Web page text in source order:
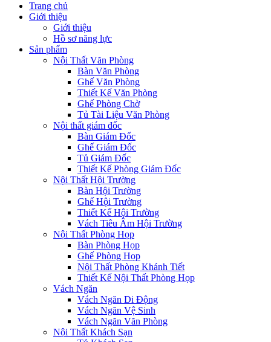
Trang chủ
Giới thiệu
Giới thiệu
Hồ sơ năng lực
Sản phẩm
Nội Thất Văn Phòng
Bàn Văn Phòng
Ghế Văn Phòng
Thiết Kế Văn Phòng
Ghế Phòng Chờ
Tủ Tài Liệu Văn Phòng
Nội thất giám đốc
Bàn Giám Đốc
Ghế Giám Đốc
Tủ Giám Đốc
Thiết Kế Phòng Giám Đốc
Nội Thất Hội Trường
Bàn Hội Trường
Ghế Hội Trường
Thiết Kế Hội Trường
Vách Tiêu Âm Hội Trường
Nội Thất Phòng Họp
Bàn Phòng Họp
Ghế Phòng Họp
Nội Thất Phòng Khánh Tiết
Thiết Kế Nội Thất Phòng Họp
Vách Ngăn
Vách Ngăn Di Động
Vách Ngăn Vệ Sinh
Vách Ngăn Văn Phòng
Nội Thất Khách Sạn